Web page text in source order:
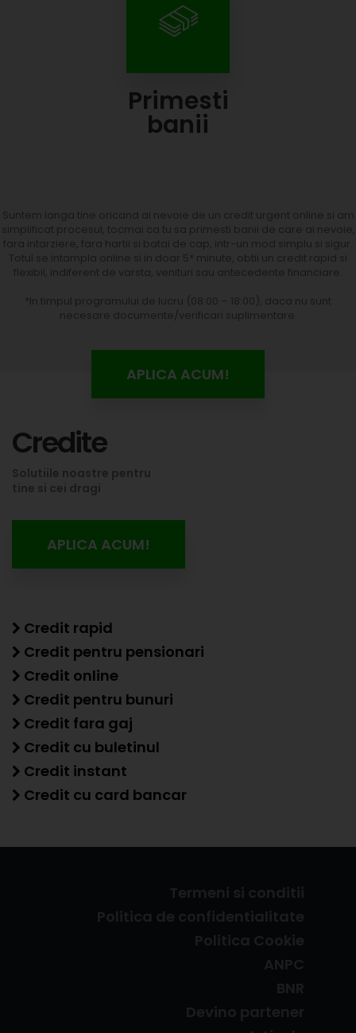
Primesti
banii
Suntem langa tine oricand ai nevoie de un credit urgent online si am
simplificat procesul, tocmai ca tu sa primesti banii de care ai nevoie,
fara intarziere, fara hartii si batai de cap, intr-un mod simplu si sigur.
Totul se intampla online si in doar 5* minute, obtii un credit rapid si
flexibil, indiferent de varsta, venituri sau antecedente financiare.
*In timpul programului de lucru (08:00 – 18:00), daca nu sunt
necesare documente/verificari suplimentare.
APLICA ACUM!
Credite
APLICA ACUM!
Credit rapid
Credit pentru pensionari
Credit online
Credit pentru bunuri
Credit fara gaj
Credit cu buletinul
Credit instant
Credit cu card bancar